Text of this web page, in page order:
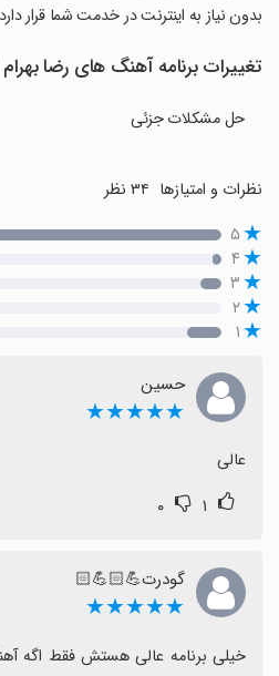
بدون نیاز به اینترنت در خدمت شما قرار
تغییرات برنامه آهنگ های رضا
حل مشکلات جزئی
نظرات و امتیازها
۵
۴
۳
۲
۱
حسین
★★★★★
عالی
۱ ۰
گودرت💪🏻💪🏻
★★★★★